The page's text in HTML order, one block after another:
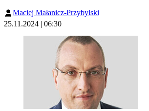
Maciej Małanicz-Przybylski
25.11.2024 | 06:30